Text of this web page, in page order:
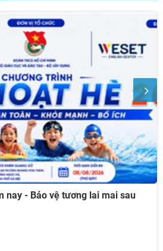
nay - Bảo vệ tương lai mai sau